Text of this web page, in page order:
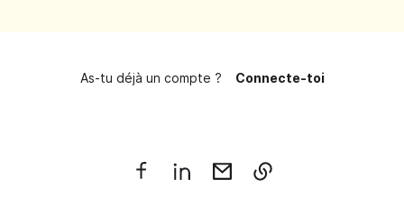
As-tu déjà un compte ? Connecte-toi